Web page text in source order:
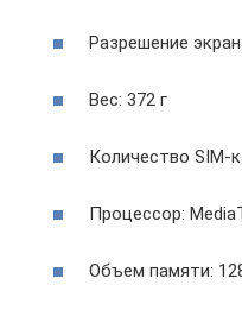
Разрешение
Вес: 372 г
Количество SIM-
Процессор:
Объем памяти: